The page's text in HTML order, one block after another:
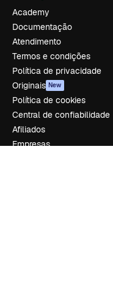
Academy
Documentação
Atendimento
Termos e condições
Política de privacidade
Originais New
Política de cookies
Central de confiabilidade
Afiliados
Empresas